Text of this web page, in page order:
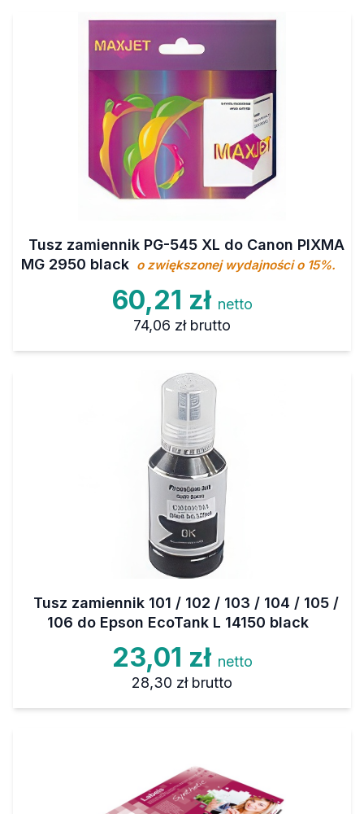
Tusz zamiennik PG-545 XL do Canon PIXMA
MG 2950 black o zwiększonej wydajności o 15%.
60,21 zł netto
74,06 zł brutto
Tusz zamiennik 101 / 102 / 103 / 104 / 105 /
106 do Epson EcoTank L 14150 black
23,01 zł netto
28,30 zł brutto